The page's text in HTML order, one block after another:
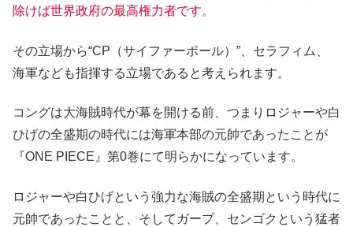
除けば世界政府の最高権力者です。
その立場から“CP（サイファーポール）”、セラフィム、
海軍なども指揮する立場であると考えられます。
コングは大海賊時代が幕を開ける前、つまりロジャーや白
ひげの全盛期の時代には海軍本部の元帥であったことが
『ONE PIECE』第0巻にて明らかになっています。
ロジャーや白ひげという強力な海賊の全盛期という時代に
元帥であったことと、そしてガープ、センゴクという猛者